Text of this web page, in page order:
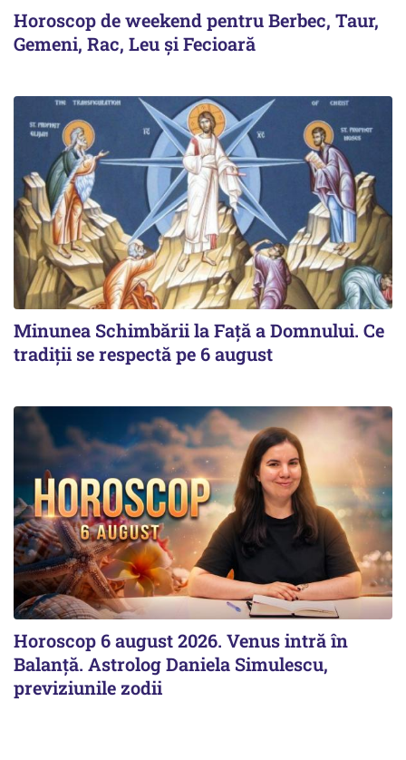
Horoscop de weekend pentru Berbec, Taur,
Gemeni, Rac, Leu și Fecioară
Minunea Schimbării la Față a Domnului. Ce
tradiții se respectă pe 6 august
Horoscop 6 august 2026. Venus intră în
Balanță. Astrolog Daniela Simulescu,
previziunile zodii